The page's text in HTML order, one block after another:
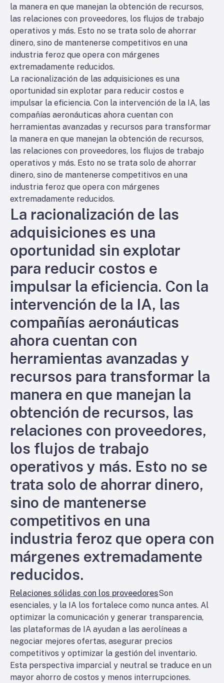
la manera en que manejan la obtención de recursos,
las relaciones con proveedores, los flujos de trabajo
operativos y más. Esto no se trata solo de ahorrar
dinero, sino de mantenerse competitivos en una
industria feroz que opera con márgenes
extremadamente reducidos.
La racionalización de las adquisiciones es una
oportunidad sin explotar para reducir costos e
impulsar la eficiencia. Con la intervención de la IA, las
compañías aeronáuticas ahora cuentan con
herramientas avanzadas y recursos para transformar
la manera en que manejan la obtención de recursos,
las relaciones con proveedores, los flujos de trabajo
operativos y más. Esto no se trata solo de ahorrar
dinero, sino de mantenerse competitivos en una
industria feroz que opera con márgenes
extremadamente reducidos.
La racionalización de las
adquisiciones es una
oportunidad sin explotar
para reducir costos e
impulsar la eficiencia. Con la
intervención de la IA, las
compañías aeronáuticas
ahora cuentan con
herramientas avanzadas y
recursos para transformar la
manera en que manejan la
obtención de recursos, las
relaciones con proveedores,
los flujos de trabajo
operativos y más. Esto no se
trata solo de ahorrar dinero,
sino de mantenerse
competitivos en una
industria feroz que opera con
márgenes extremadamente
reducidos.
Relaciones sólidas con los proveedoresSon
esenciales, y la IA los fortalece como nunca antes. Al
optimizar la comunicación y generar transparencia,
las plataformas de IA ayudan a las aerolíneas a
negociar mejores ofertas, asegurar precios
competitivos y optimizar la gestión del inventario.
Esta perspectiva imparcial y neutral se traduce en un
mayor ahorro de costos y menos interrupciones.